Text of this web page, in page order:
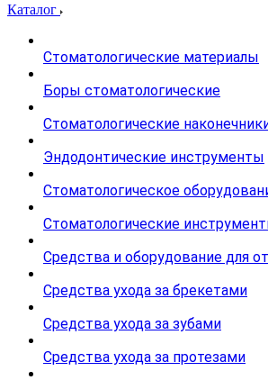
Каталог
Стоматологические материалы
Боры стоматологические
Стоматологические
Эндодонтические инструменты
Стоматологическое
Стоматологические
Средства и оборудование для
Средства ухода за брекетами
Средства ухода за зубами
Средства ухода за протезами